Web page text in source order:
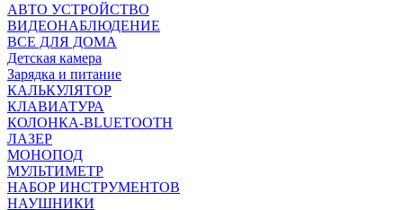
АВТО УСТРОЙСТВО
ВИДЕОНАБЛЮДЕНИЕ
ВСЕ ДЛЯ ДОМА
Детская камера
Зарядка и питание
КАЛЬКУЛЯТОР
КЛАВИАТУРА
КОЛОНКА-BLUETOOTH
ЛАЗЕР
МОНОПОД
МУЛЬТИМЕТР
НАБОР ИНСТРУМЕНТОВ
НАУШНИКИ